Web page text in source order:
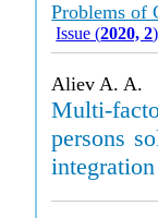
Problems of
Issue (2020, 2)
Aliev A. A.
Multi-
persons
integration